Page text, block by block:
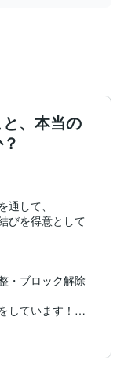
、本当の
して、
びを得意として
・ブロック解除
しています！